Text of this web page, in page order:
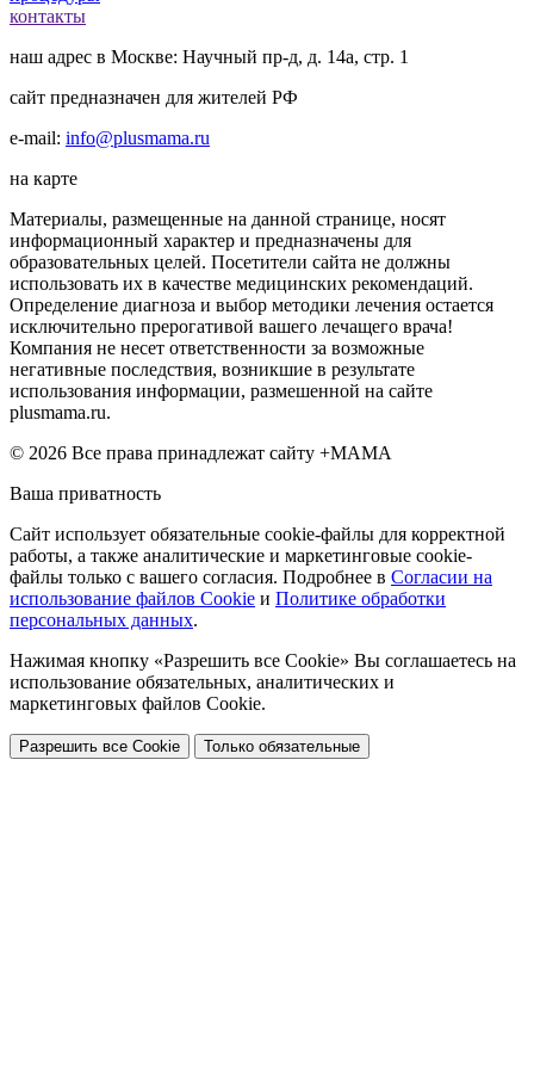
контакты
наш адрес в Москве: Научный пр-д, д. 14а, стр. 1
сайт предназначен для жителей РФ
e-mail: info@plusmama.ru
на карте
Материалы, размещенные на данной странице, носят
информационный характер и предназначены для
образовательных целей. Посетители сайта не должны
использовать их в качестве медицинских рекомендаций.
Определение диагноза и выбор методики лечения остается
исключительно прерогативой вашего лечащего врача!
Компания не несет ответственности за возможные
негативные последствия, возникшие в результате
использования информации, размешенной на сайте
plusmama.ru.
© 2026 Все права принадлежат сайту +МАМА
Ваша приватность
Сайт использует обязательные cookie-файлы для корректной
работы, а также аналитические и маркетинговые cookie-
файлы только с вашего согласия. Подробнее в Согласии на
использование файлов Cookie и Политике обработки
персональных данных.
Нажимая кнопку «Разрешить все Cookie» Вы соглашаетесь на
использование обязательных, аналитических и
маркетинговых файлов Cookie.
Разрешить все Cookie Только обязательные